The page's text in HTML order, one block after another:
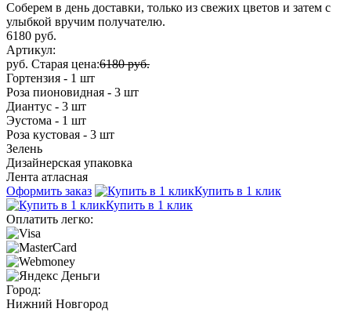
Соберем в день доставки, только из свежих цветов и затем с
улыбкой вручим получателю.
6180 руб.
Артикул:
руб. Старая цена:6180 руб.
Гортензия - 1 шт
Роза пионовидная - 3 шт
Диантус - 3 шт
Эустома - 1 шт
Роза кустовая - 3 шт
Зелень
Дизайнерская упаковка
Лента атласная
Оформить заказ
Купить в 1 клик
Купить в 1 клик
Оплатить легко:
Город:
Нижний Новгород